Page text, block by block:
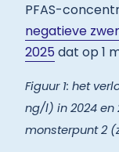
PFAS-
negatieve
2025 dat op 1
Figuur 1: het
ng/l) in 2024 en
monsterpunt 2